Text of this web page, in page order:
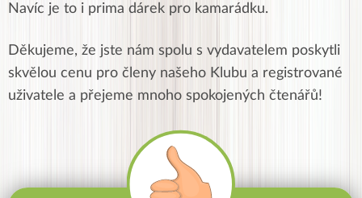
Navíc je to i prima dárek pro kamarádku.
Děkujeme, že jste nám spolu s vydavatelem poskytli
skvělou cenu pro členy našeho Klubu a registrované
uživatele a přejeme mnoho spokojených čtenářů!